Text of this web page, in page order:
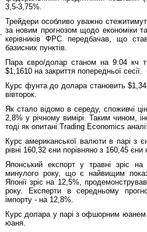
3,5-3,75%.
Трейдери особливо уважно
за новим прогнозом щодо економіки
керівників ФРС передбачав, що
базисних пунктів.
Пара євро/долар станом на 9:04 кч
$1,1610 на закриття попередньої сесії.
Курс фунта до долара становить
вівторок.
Як стало відомо в середу, споживчі
2,8% у річному вимірі. Таким чином,
тоді як опитані Trading Economics
Курс американської валюти в парі з
рівні 160,32 єни порівняно з 160,45 єни
Японський експорт у травні зріс
минулого року, що є найвищим
Японії зріс на 12,5%,
року. Експерти в середньому
імпорту - на 12,8%.
Курс долара у парі з офшорним юанем
юаня.